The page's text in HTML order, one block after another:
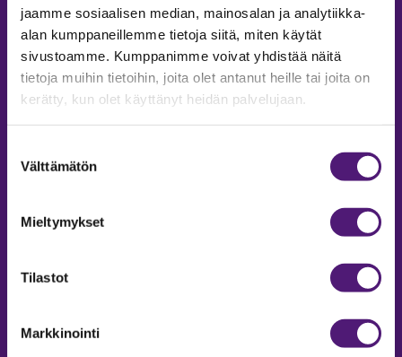
jaamme sosiaalisen median, mainosalan ja analytiikka-
alan kumppaneillemme tietoja siitä, miten käytät
sivustoamme. Kumppanimme voivat yhdistää näitä
tietoja muihin tietoihin, joita olet antanut heille tai joita on
kerätty, kun olet käyttänyt heidän palvelujaan.
valinta
Välttämätön
Mieltymykset
Tilastot
Markkinointi
MAJOITUS
Tiedustelut & Varaukset